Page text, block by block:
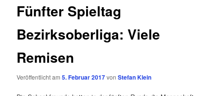
Fünfter Spieltag
Bezirksoberliga: Viele
Remisen
Veröffentlicht am5. Februar 2017vonStefan Klein